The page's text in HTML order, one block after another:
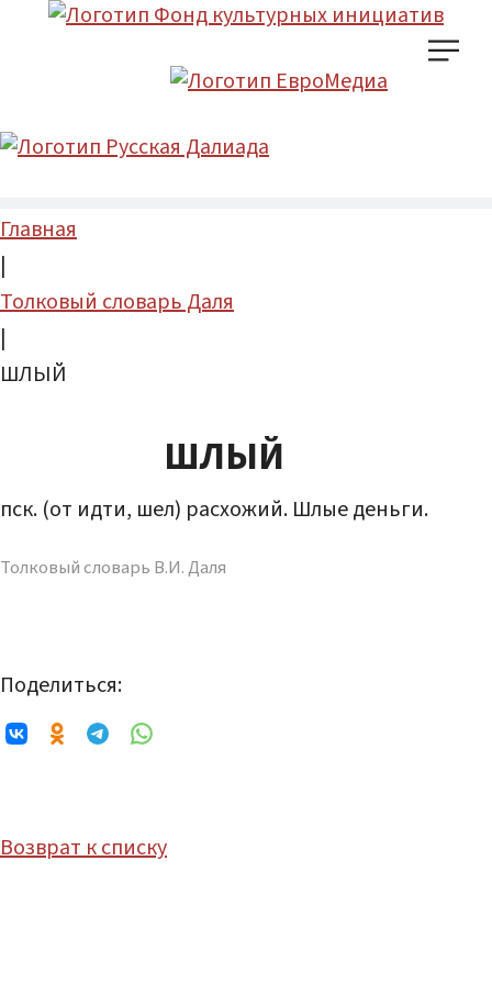
Главная
|
Толковый словарь Даля
|
ШЛЫЙ
ШЛЫЙ
пск. (от идти, шел) расхожий. Шлые деньги.
Толковый словарь В.И. Даля
Поделиться:
Возврат к списку